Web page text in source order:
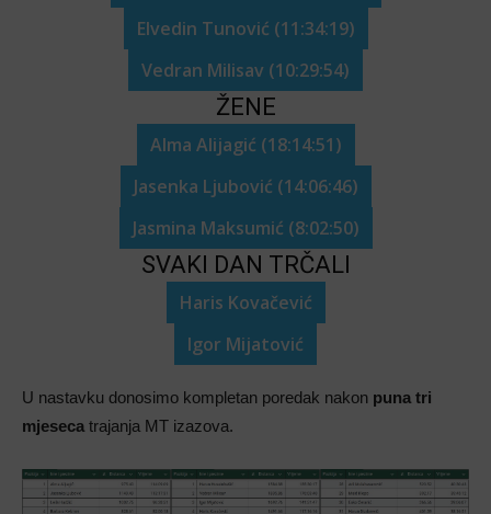
Elvedin Tunović (11:34:19)
Vedran Milisav (10:29:54)
ŽENE
Alma Alijagić (18:14:51)
Jasenka Ljubović (14:06:46)
Jasmina Maksumić (8:02:50)
SVAKI DAN TRČALI
Haris Kovačević
Igor Mijatović
U nastavku donosimo kompletan poredak nakon puna tri
mjeseca trajanja MT izazova.